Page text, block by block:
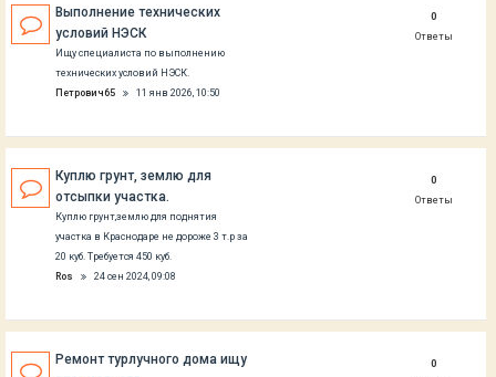
Выполнение технических
условий НЭСК
Ищу специалиста по выполнению
технических условий НЭСК.
Петрович65
11 янв 2026, 10:50
0
Ответы
Куплю грунт, землю для
отсыпки участка.
Куплю грунт,землю для поднятия
участка в Краснодаре не дороже 3 т.р за
20 куб. Требуется 450 куб.
Ros
24 сен 2024, 09:08
0
Ответы
Ремонт турлучного дома ищу
0